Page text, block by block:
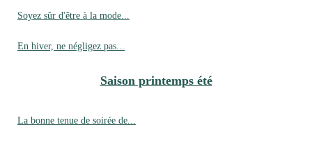
Soyez sûr d'être à la mode...
En hiver, ne négligez pas...
Saison printemps été
La bonne tenue de soirée de...